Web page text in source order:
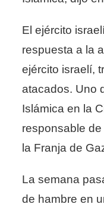
El ejército
respuesta a la
ejército israelí,
atacados. Uno
Islámica en la
responsable
la Franja de
La semana
de hambre en